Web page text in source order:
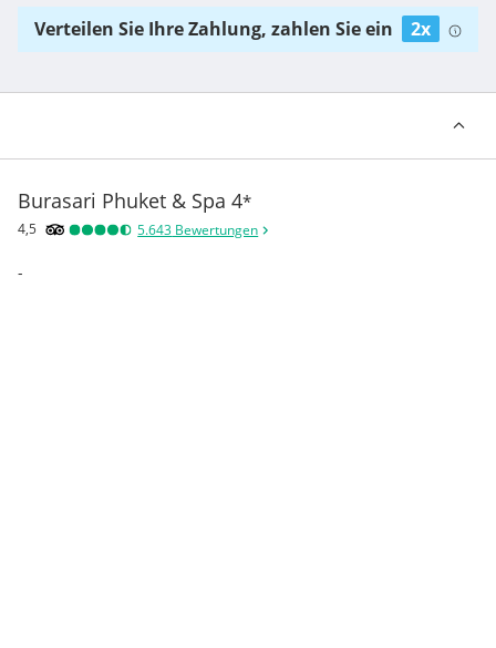
Verteilen Sie Ihre Zahlung, zahlen Sie ein 2x
Burasari Phuket & Spa 4*
4,5 5.643 Bewertungen
-